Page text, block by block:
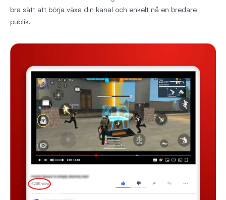
bra sätt att börja växa din kanal och enkelt nå en bredare
publik.